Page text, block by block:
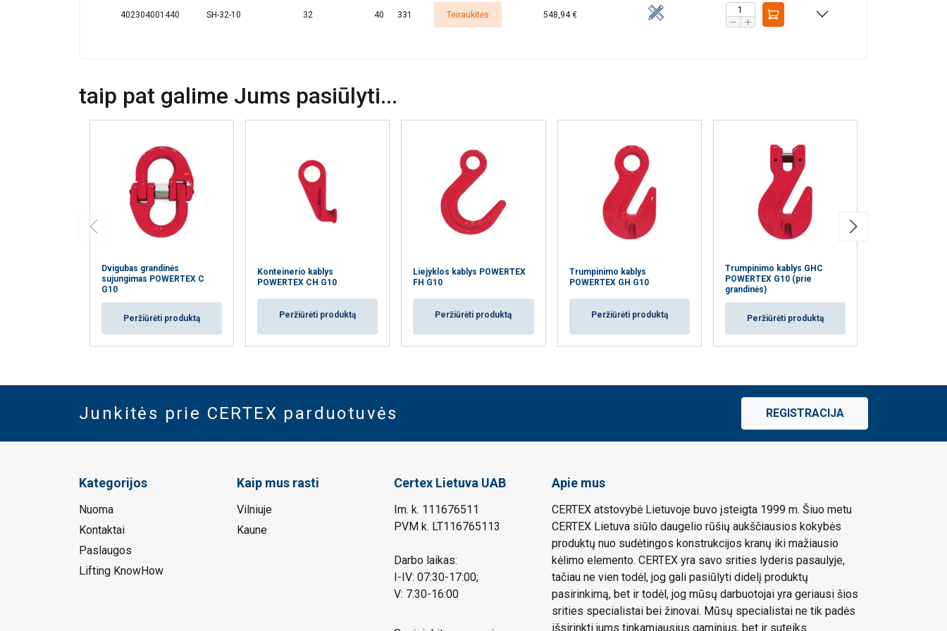
402304001440 SH-32-10 32 40 331 Teiraukitės 548,94 €
taip pat galime Jums pasiūlyti...
Dvigubas grandinės
sujungimas POWERTEX C
G10
Peržiūrėti produktą
Konteinerio kablys
POWERTEX CH G10
Peržiūrėti produktą
Liejyklos kablys POWERTEX
FH G10
Peržiūrėti produktą
Trumpinimo kablys
POWERTEX GH G10
Peržiūrėti produktą
Trumpinimo kablys GHC
POWERTEX G10 (prie
grandinės)
Peržiūrėti produktą
Junkitės prie CERTEX parduotuvės REGISTRACIJA
Kategorijos
Nuoma
Kontaktai
Paslaugos
Lifting KnowHow
Kaip mus rasti
Vilniuje
Kaune
Certex Lietuva UAB
Im. k. 111676511
PVM k. LT116765113
Darbo laikas:
I-IV: 07:30-17:00;
V: 7.30-16:00
Apie mus
CERTEX atstovybė Lietuvoje buvo įsteigta 1999 m. Šiuo metu
CERTEX Lietuva siūlo daugelio rūšių aukščiausios kokybės
produktų nuo sudėtingos konstrukcijos kranų iki mažiausio
kėlimo elemento. CERTEX yra savo srities lyderis pasaulyje,
tačiau ne vien todėl, jog gali pasiūlyti didelį produktų
pasirinkimą, bet ir todėl, jog mūsų darbuotojai yra geriausi šios
srities specialistai bei žinovai. Mūsų specialistai ne tik padės
išsirinkti jums tinkamiausius gaminius, bet ir suteiks